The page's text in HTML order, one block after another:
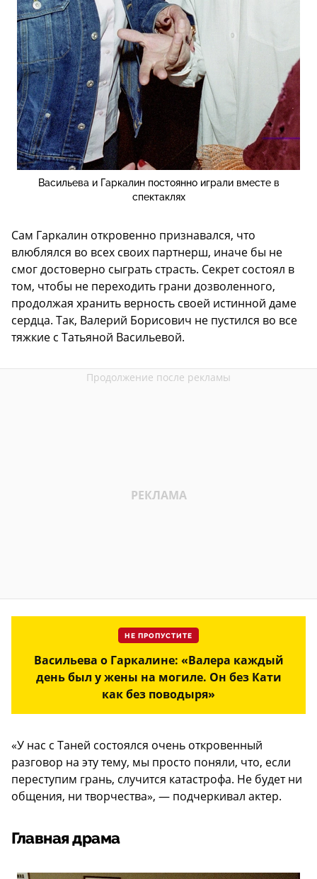
Васильева и Гаркалин постоянно играли вместе в
спектаклях
Сам Гаркалин откровенно признавался, что
влюблялся во всех своих партнерш, иначе бы не
смог достоверно сыграть страсть. Секрет состоял в
том, чтобы не переходить грани дозволенного,
продолжая хранить верность своей истинной даме
сердца. Так, Валерий Борисович не пустился во все
тяжкие с Татьяной Васильевой.
НЕ ПРОПУСТИТЕ
Васильева о Гаркалине: «Валера каждый
день был у жены на могиле. Он без Кати
как без поводыря»
«У нас с Таней состоялся очень откровенный
разговор на эту тему, мы просто поняли, что, если
переступим грань, случится катастрофа. Не будет ни
общения, ни творчества», — подчеркивал актер.
Главная драма